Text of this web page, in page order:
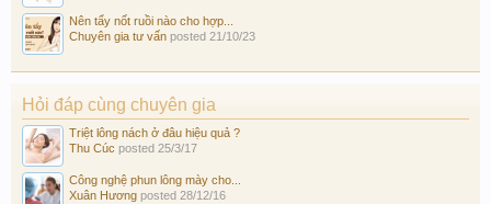
Nên tẩy nốt ruồi nào cho hợp...
Chuyên gia tư vấn posted 21/10/23
Hỏi đáp cùng chuyên gia
Triệt lông nách ở đâu hiệu quả ?
Thu Cúc posted 25/3/17
Công nghệ phun lông mày cho...
Xuân Hương posted 28/12/16